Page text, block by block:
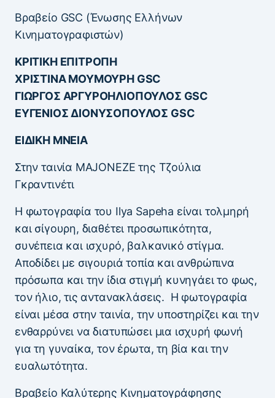
Βραβείο GSC (Ένωσης Ελλήνων
Κινηματογραφιστών)
ΚΡΙΤΙΚΗ ΕΠΙΤΡΟΠΗ
ΧΡΙΣΤΙΝΑ ΜΟΥΜΟΥΡΗ GSC
ΓΙΩΡΓΟΣ ΑΡΓΥΡΟΗΛΙΟΠΟΥΛΟΣ GSC
ΕΥΓΕΝΙΟΣ ΔΙΟΝΥΣΟΠΟΥΛΟΣ GSC
ΕΙΔΙΚΗ ΜΝΕΙΑ
Στην ταινία ΜAJONEZE της Τζούλια
Γκραντινέτι
Η φωτογραφία του Ilya Sapeha είναι τολμηρή
και σίγουρη, διαθέτει προσωπικότητα,
συνέπεια και ισχυρό, βαλκανικό στίγμα.
Αποδίδει με σιγουριά τοπία και ανθρώπινα
πρόσωπα και την ίδια στιγμή κυνηγάει το φως,
τον ήλιο, τις αντανακλάσεις. Η φωτογραφία
είναι μέσα στην ταινία, την υποστηρίζει και την
ενθαρρύνει να διατυπώσει μια ισχυρή φωνή
για τη γυναίκα, τον έρωτα, τη βία και την
ευαλωτότητα.
Βραβείο Καλύτερης Κινηματογράφησης